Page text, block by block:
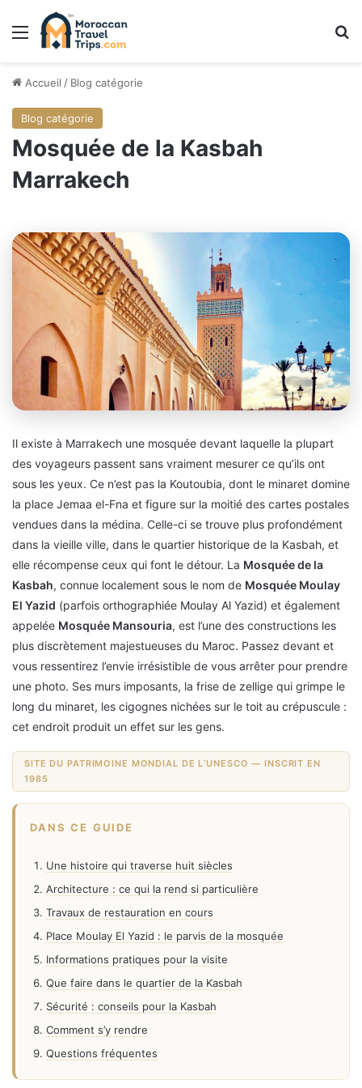
Menu
Accueil / Blog catégorie
Blog catégorie
Mosquée de la Kasbah
Marrakech
Mosquée de la Kasbah Marrakech
MOSQUÉE MOULAY EL YAZID · PATRIMOINE MONDIAL
DE L’UNESCO
Il existe à Marrakech une mosquée devant laquelle la plupart
des voyageurs passent sans vraiment mesurer ce qu’ils ont
sous les yeux. Ce n’est pas la Koutoubia, dont le minaret domine
la place Jemaa el-Fna et figure sur la moitié des cartes postales
vendues dans la médina. Celle-ci se trouve plus profondément
dans la vieille ville, dans le quartier historique de la Kasbah, et
elle récompense ceux qui font le détour. La Mosquée de la
Kasbah, connue localement sous le nom de Mosquée Moulay
El Yazid (parfois orthographiée Moulay Al Yazid) et également
appelée Mosquée Mansouria, est l’une des constructions les
plus discrètement majestueuses du Maroc. Passez devant et
vous ressentirez l’envie irrésistible de vous arrêter pour prendre
une photo. Ses murs imposants, la frise de zellige qui grimpe le
long du minaret, les cigognes nichées sur le toit au crépuscule :
cet endroit produit un effet sur les gens.
SITE DU PATRIMOINE MONDIAL DE L’UNESCO — INSCRIT EN
1985
DANS CE GUIDE
Une histoire qui traverse huit siècles
Architecture : ce qui la rend si particulière
Travaux de restauration en cours
Place Moulay El Yazid : le parvis de la mosquée
Informations pratiques pour la visite
Que faire dans le quartier de la Kasbah
Sécurité : conseils pour la Kasbah
Comment s’y rendre
Questions fréquentes